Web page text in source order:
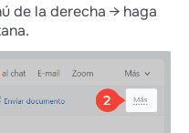
de la derecha → haga